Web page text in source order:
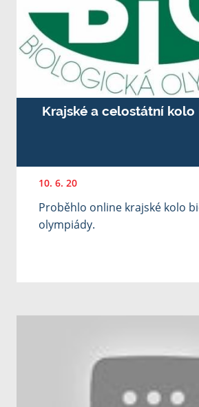
Krajské a celostátní kolo
10. 6. 20
Proběhlo online krajské kolo
olympiády.